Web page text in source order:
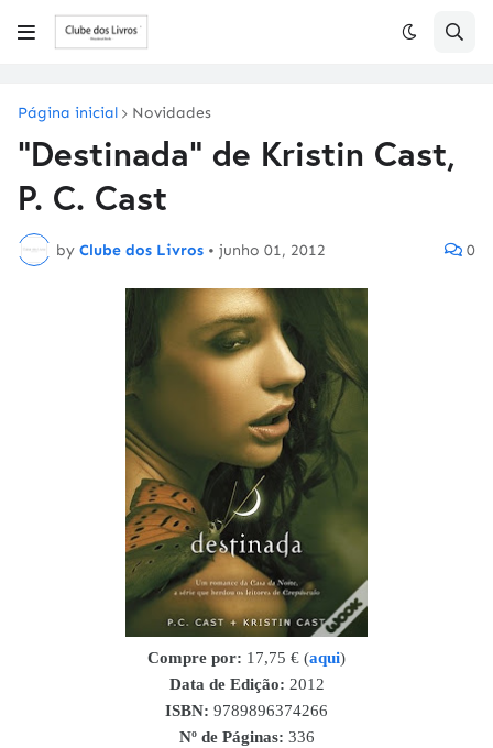
Página inicial Novidades
"Destinada" de Kristin Cast,
P. C. Cast
by Clube dos Livros • junho 01, 2012 0
Compre por: 17,75 € (aqui)
Data de Edição: 2012
ISBN: 9789896374266
Nº de Páginas: 336